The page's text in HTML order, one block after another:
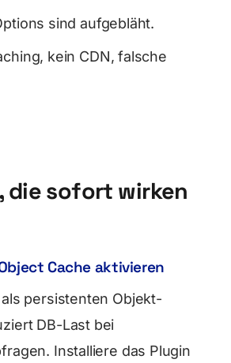
sind aufgebläht.
kein CDN, falsche
die sofort wirken
Cache aktivieren
persistenten Objekt-
DB-Last bei
Installiere das Plugin